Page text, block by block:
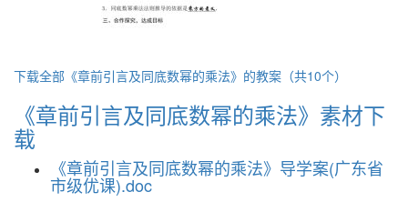
下载全部《章前引言及同底数幂的乘法》的教案（共10个）
《章前引言及同底数幂的乘法》素材下
载
《章前引言及同底数幂的乘法》导学案(广东省
市级优课).doc